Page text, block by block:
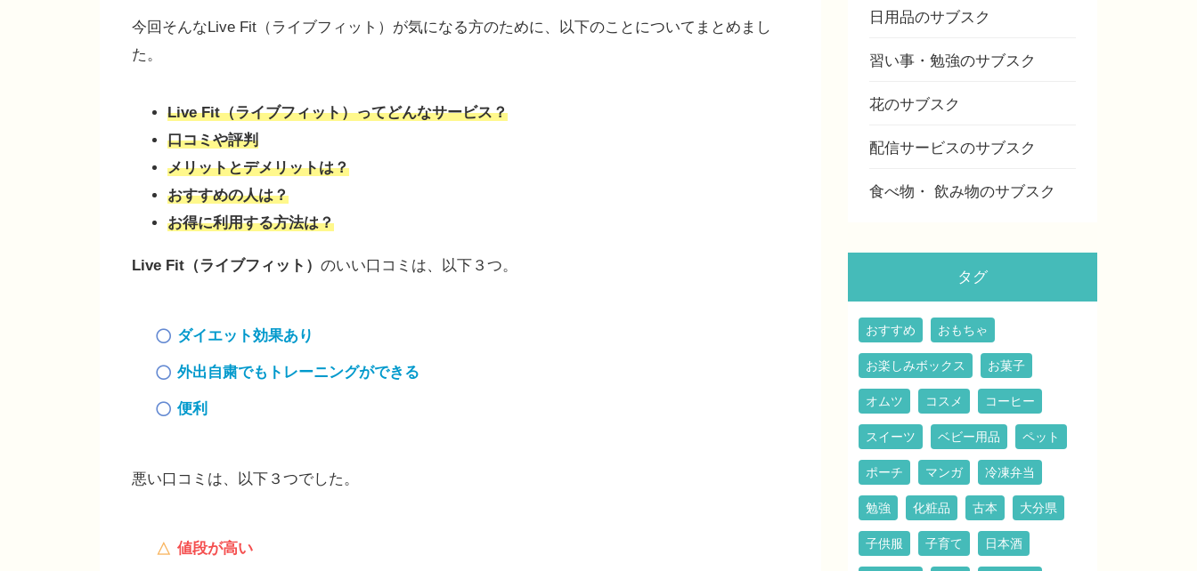
今回そんなLive Fit（ライブフィット）が気になる方のために、以下のことについてまとめまし
た。
Live Fit（ライブフィット）ってどんなサービス？
口コミや評判
メリットとデメリットは？
おすすめの人は？
お得に利用する方法は？
Live Fit（ライブフィット） のいい口コミは、以下３つ。
ダイエット効果あり
外出自粛でもトレーニングができる
便利
悪い口コミは、以下３つでした。
値段が高い
日用品のサブスク
習い事・勉強のサブスク
花のサブスク
配信サービスのサブスク
食べ物・ 飲み物のサブスク
タグ
おすすめ おもちゃ
お楽しみボックス お菓子
オムツ コスメ コーヒー
スイーツ ベビー用品 ペット
ポーチ マンガ 冷凍弁当
勉強 化粧品 古本 大分県
子供服 子育て 日本酒